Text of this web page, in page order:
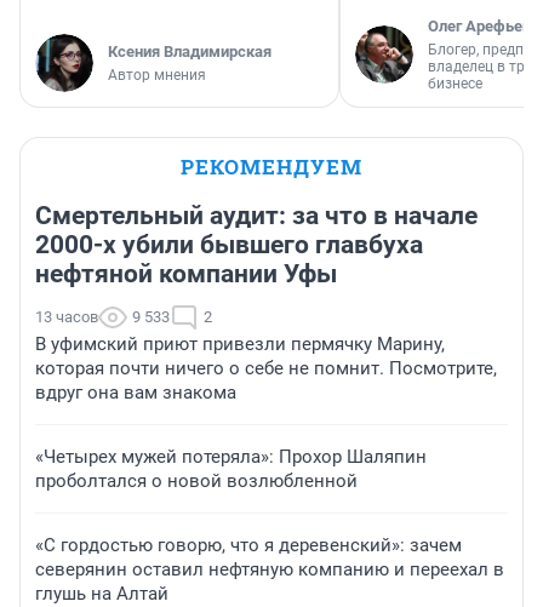
Ксения Владимирская
Автор мнения
Олег Арефьев
Блогер,
владелец в
бизнесе
РЕКОМЕНДУЕМ
Смертельный аудит: за что в начале
2000-х убили бывшего главбуха
нефтяной компании Уфы
13 часов 9 533 2
В уфимский приют привезли пермячку Марину,
которая почти ничего о себе не помнит. Посмотрите,
вдруг она вам знакома
«Четырех мужей потеряла»: Прохор Шаляпин
проболтался о новой возлюбленной
«С гордостью говорю, что я деревенский»: зачем
северянин оставил нефтяную компанию и переехал в
глушь на Алтай